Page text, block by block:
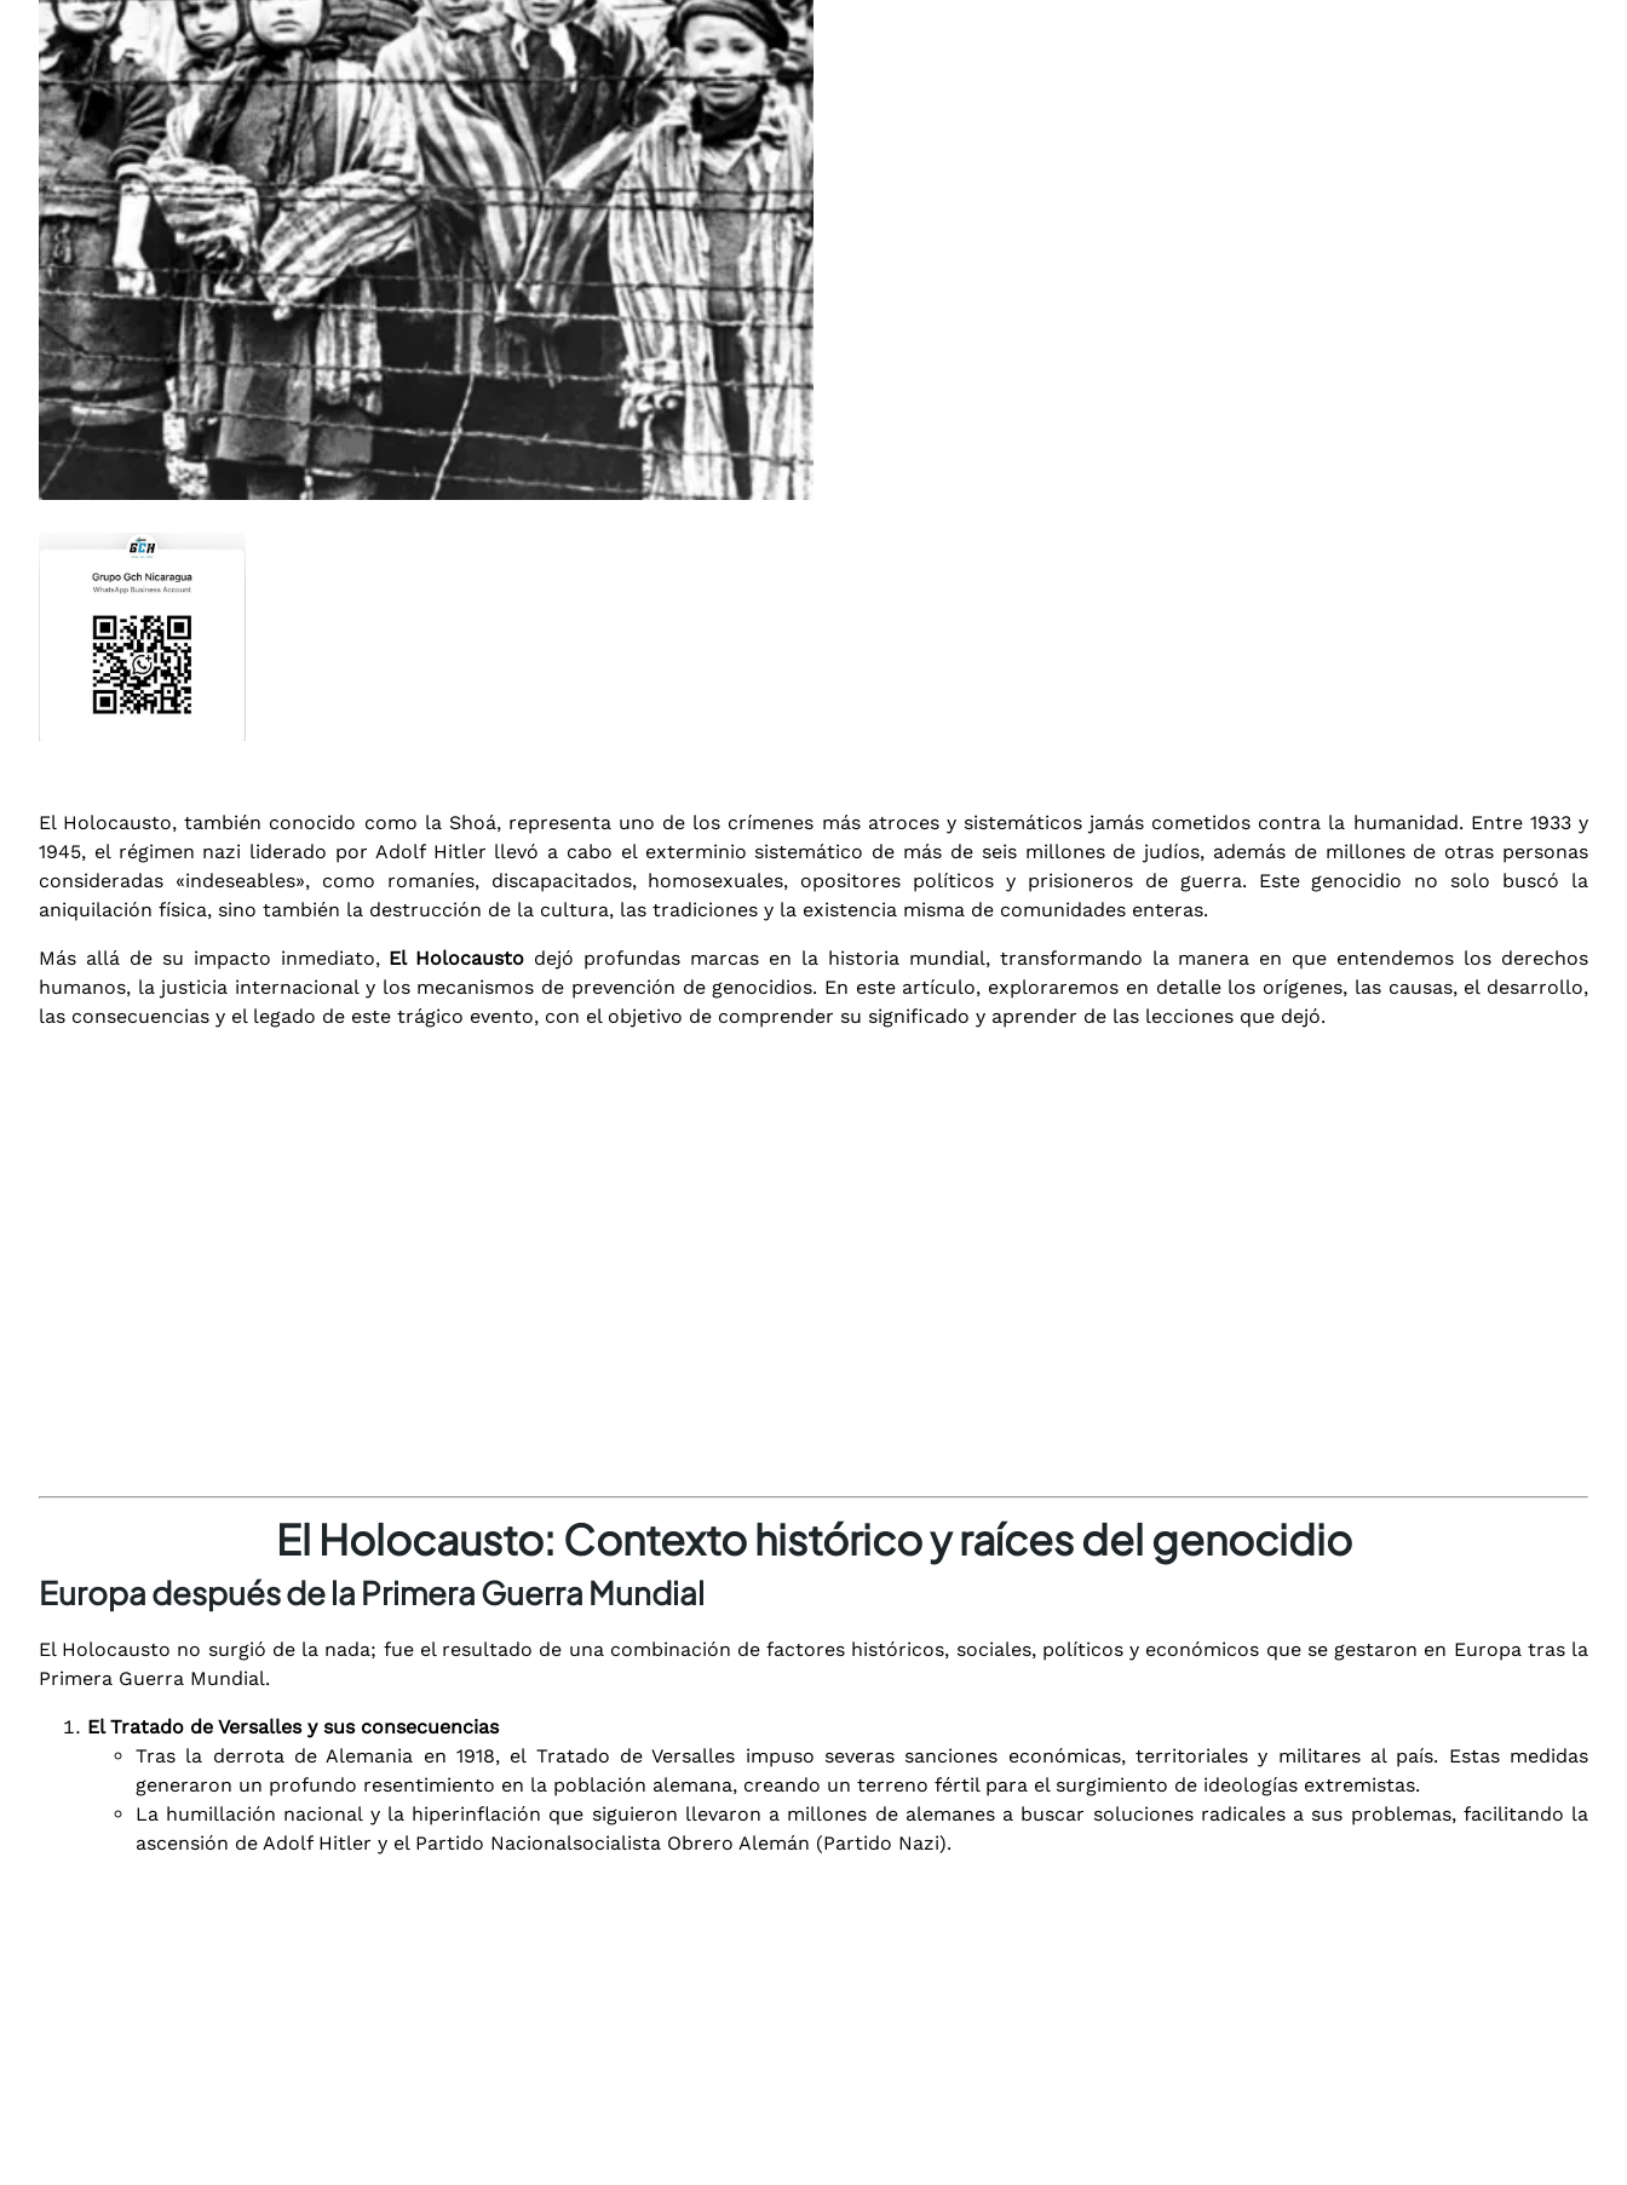
El Holocausto, también conocido como la Shoá, representa uno de los crímenes más atroces y sistemáticos jamás cometidos contra la humanidad. Entre 1933 y
1945, el régimen nazi liderado por Adolf Hitler llevó a cabo el exterminio sistemático de más de seis millones de judíos, además de millones de otras personas
consideradas «indeseables», como romaníes, discapacitados, homosexuales, opositores políticos y prisioneros de guerra. Este genocidio no solo buscó la
aniquilación física, sino también la destrucción de la cultura, las tradiciones y la existencia misma de comunidades enteras.
Más allá de su impacto inmediato, El Holocausto dejó profundas marcas en la historia mundial, transformando la manera en que entendemos los derechos
humanos, la justicia internacional y los mecanismos de prevención de genocidios. En este artículo, exploraremos en detalle los orígenes, las causas, el desarrollo,
las consecuencias y el legado de este trágico evento, con el objetivo de comprender su significado y aprender de las lecciones que dejó.
El Holocausto: Contexto histórico y raíces del genocidio
Europa después de la Primera Guerra Mundial
El Holocausto no surgió de la nada; fue el resultado de una combinación de factores históricos, sociales, políticos y económicos que se gestaron en Europa tras la
Primera Guerra Mundial.
El Tratado de Versalles y sus consecuencias
Tras la derrota de Alemania en 1918, el Tratado de Versalles impuso severas sanciones económicas, territoriales y militares al país. Estas medidas
generaron un profundo resentimiento en la población alemana, creando un terreno fértil para el surgimiento de ideologías extremistas.
La humillación nacional y la hiperinflación que siguieron llevaron a millones de alemanes a buscar soluciones radicales a sus problemas, facilitando la
ascensión de Adolf Hitler y el Partido Nacionalsocialista Obrero Alemán (Partido Nazi).